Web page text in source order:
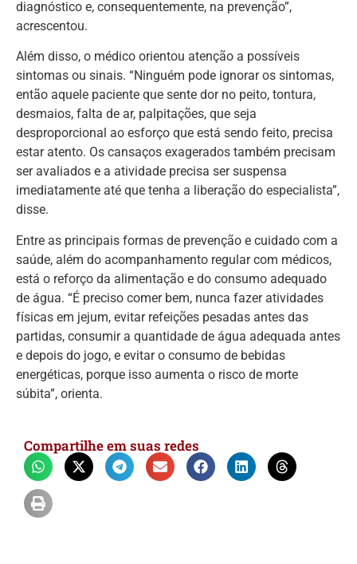
diagnóstico e, consequentemente, na prevenção”,
acrescentou.
Além disso, o médico orientou atenção a possíveis
sintomas ou sinais. “Ninguém pode ignorar os sintomas,
então aquele paciente que sente dor no peito, tontura,
desmaios, falta de ar, palpitações, que seja
desproporcional ao esforço que está sendo feito, precisa
estar atento. Os cansaços exagerados também precisam
ser avaliados e a atividade precisa ser suspensa
imediatamente até que tenha a liberação do especialista”,
disse.
Entre as principais formas de prevenção e cuidado com a
saúde, além do acompanhamento regular com médicos,
está o reforço da alimentação e do consumo adequado
de água. “É preciso comer bem, nunca fazer atividades
físicas em jejum, evitar refeições pesadas antes das
partidas, consumir a quantidade de água adequada antes
e depois do jogo, e evitar o consumo de bebidas
energéticas, porque isso aumenta o risco de morte
súbita”, orienta.
Compartilhe em suas redes